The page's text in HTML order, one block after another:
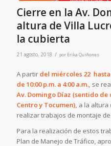
Cierre en la Av.
altura de Villa
la cubierta
21 agosto, 2018 / por Erika Quiñones
A partir del miércoles 22
de 10:00 p.m. a 4:00 a.m., se
Av. Domingo Díaz (sentido
Centro y Tocumen), a la altura
realizar trabajos de montaje
Para la realización de estos
Plan de Manejo de Tráfico,